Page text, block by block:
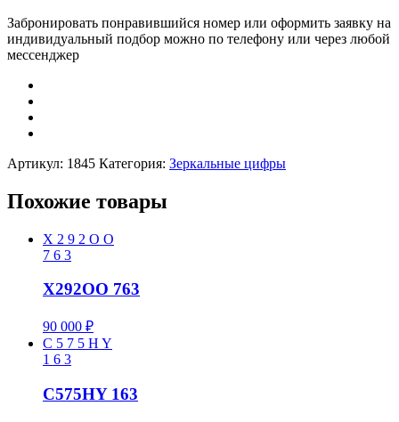
Забронировать понравившийся номер или оформить заявку на
индивидуальный подбор можно по телефону или через любой
мессенджер
Артикул: 1845 Категория: Зеркальные цифры
Похожие товары
X 2 9 2 O O
7 6 3
X292OO 763
90 000 ₽
C 5 7 5 H Y
1 6 3
C575HY 163